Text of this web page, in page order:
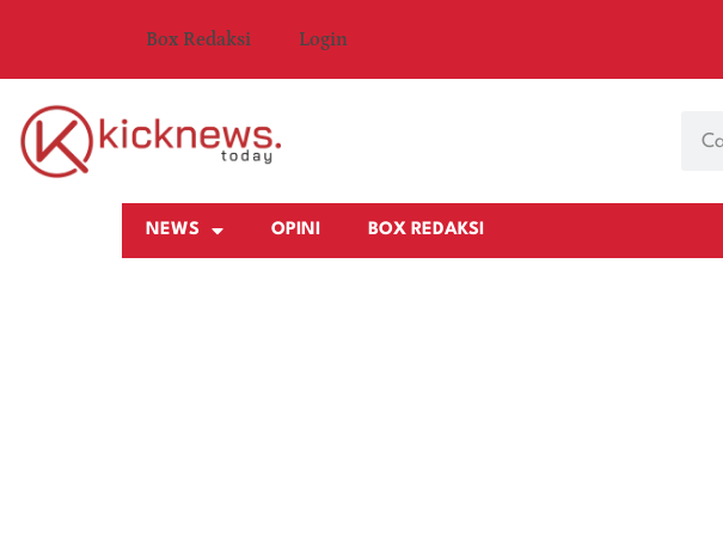
Box Redaksi Login
NEWS OPINI BOX REDAKSI